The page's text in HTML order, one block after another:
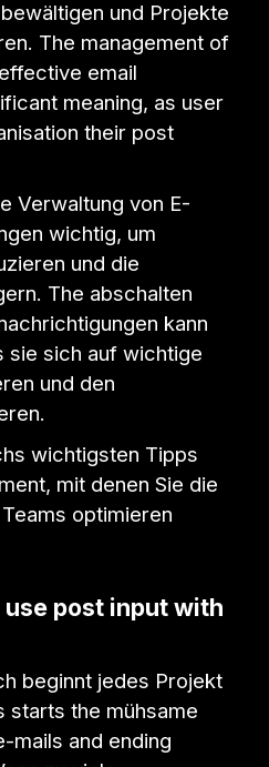
und Projekte
The management of
email
meaning, as user
their post
Verwaltung von E-
wichtig, um
und die
The abschalten
kann
sie sich auf wichtige
und den
wichtigsten Tipps
mit denen Sie die
optimieren
use post input with
beginnt jedes Projekt
starts the mühsame
mails and ending